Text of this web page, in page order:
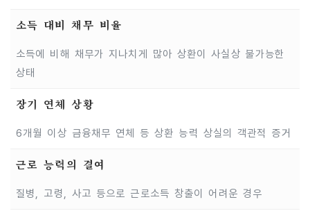
소득 대비 채무 비율
소득에 비해 채무가 지나치게 많아 상환이 사실상 불가능한
상태
장기 연체 상황
6개월 이상 금융채무 연체 등 상환 능력 상실의 객관적 증거
근로 능력의 결여
질병, 고령, 사고 등으로 근로소득 창출이 어려운 경우